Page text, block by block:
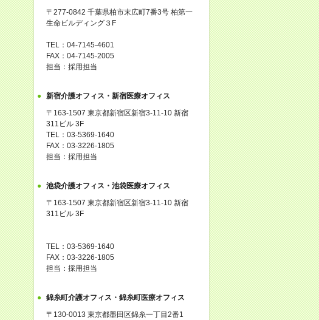
〒277-0842 千葉県柏市末広町7番3号 柏第一
生命ビルディング３F
TEL：04-7145-4601
FAX：04-7145-2005
担当：採用担当
新宿介護オフィス・新宿医療オフィス
〒163-1507 東京都新宿区新宿3-11-10 新宿
311ビル 3F
TEL：03-5369-1640
FAX：03-3226-1805
担当：採用担当
池袋介護オフィス・池袋医療オフィス
〒163-1507 東京都新宿区新宿3-11-10 新宿
311ビル 3F
TEL：03-5369-1640
FAX：03-3226-1805
担当：採用担当
錦糸町介護オフィス・錦糸町医療オフィス
〒130-0013 東京都墨田区錦糸一丁目2番1